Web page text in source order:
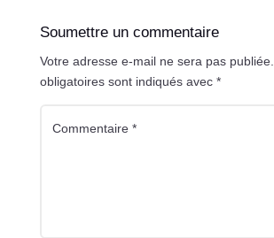
Soumettre un commentaire
Votre adresse e-mail ne sera pas publiée.
obligatoires sont indiqués avec *